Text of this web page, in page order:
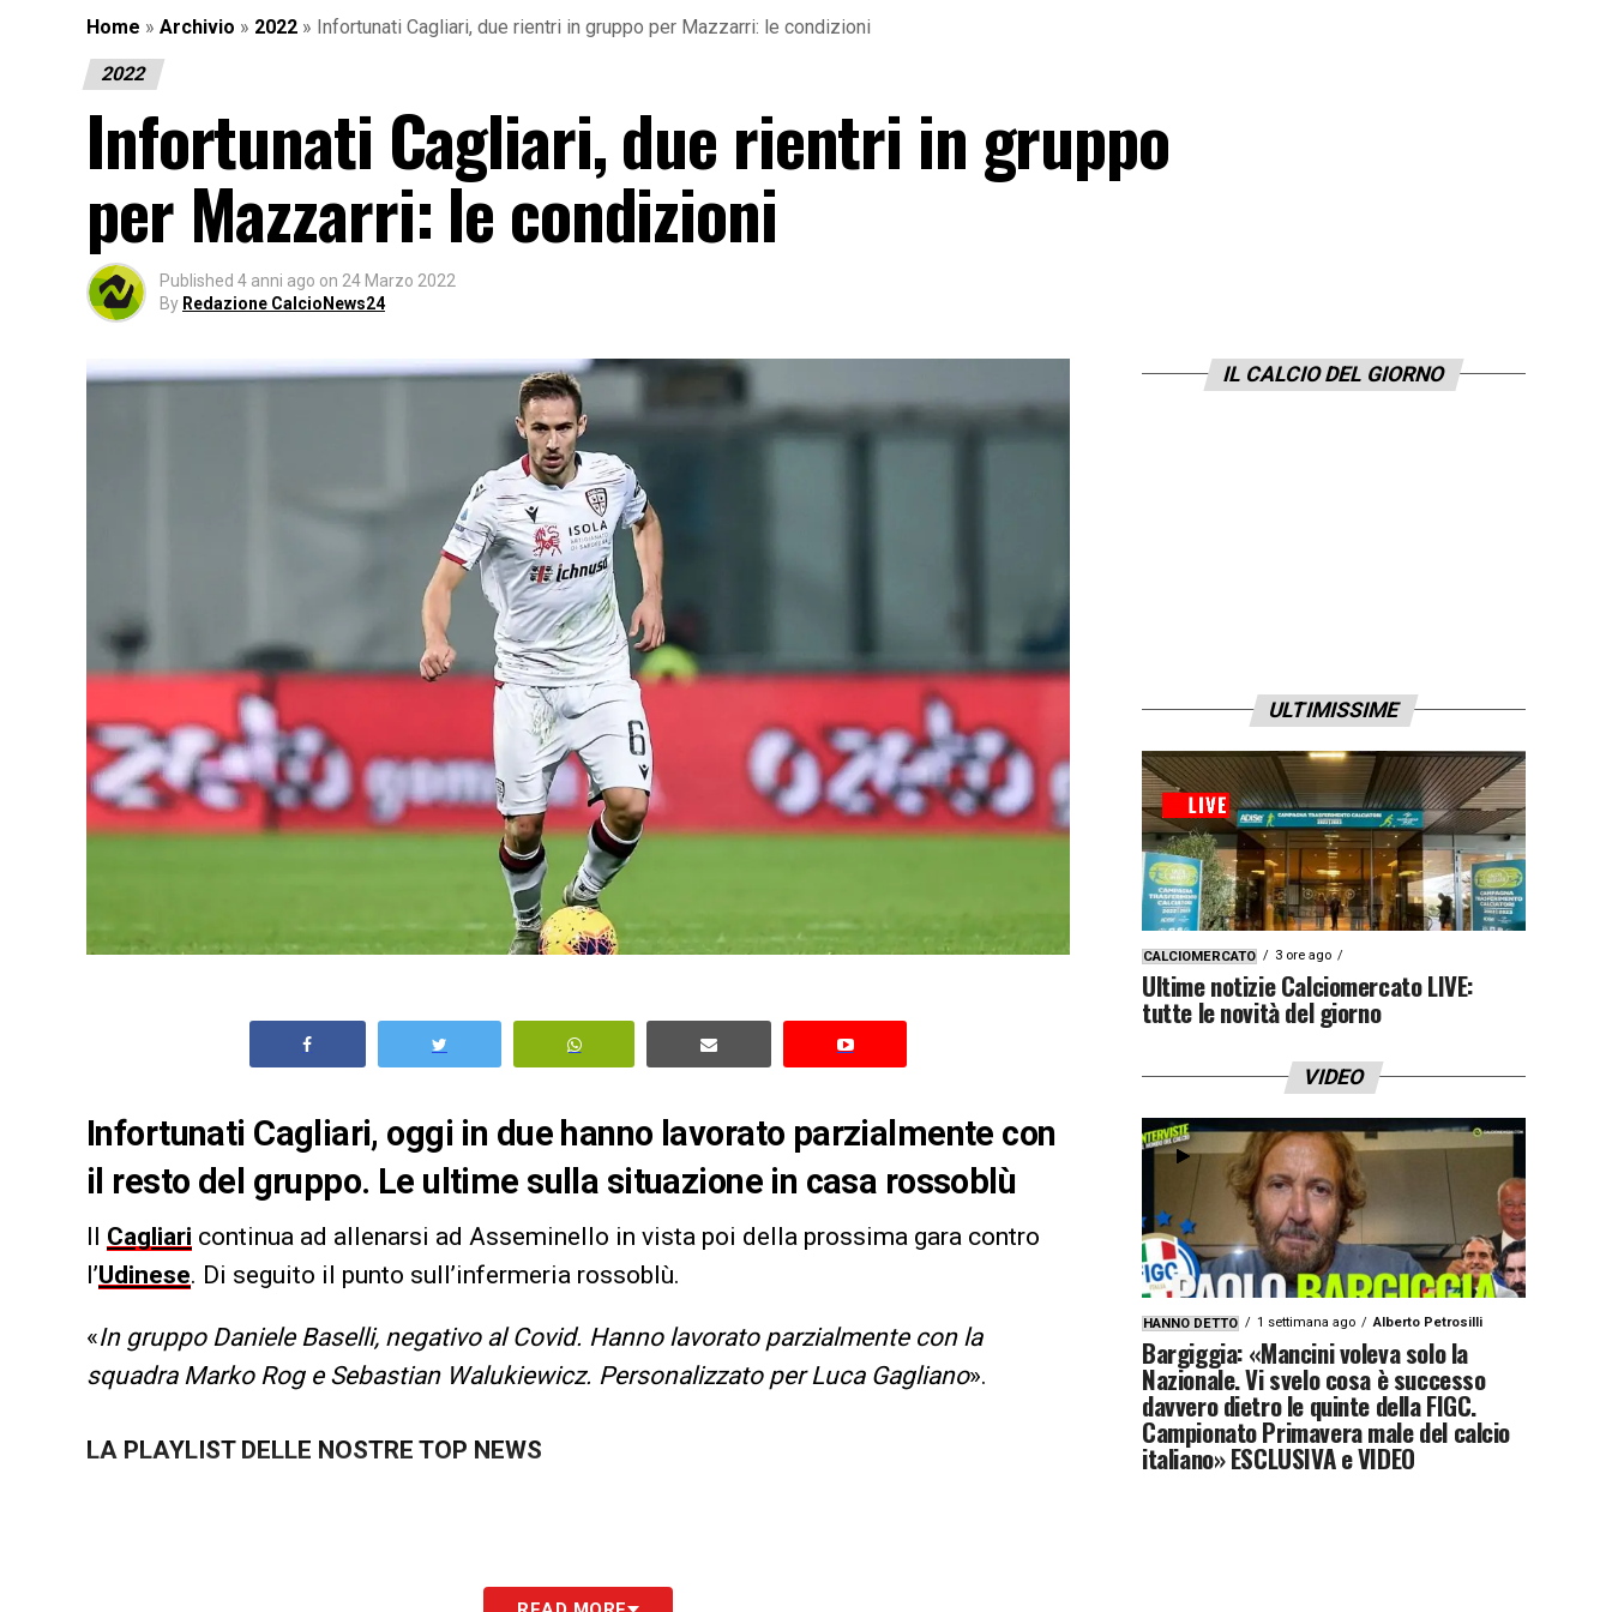
Home » Archivio » 2022 » Infortunati Cagliari, due rientri in gruppo per Mazzarri: le condizioni
2022
Infortunati Cagliari, due rientri in gruppo
per Mazzarri: le condizioni
Published 4 anni ago on 24 Marzo 2022
By Redazione CalcioNews24
Infortunati Cagliari, oggi in due hanno lavorato parzialmente con
il resto del gruppo. Le ultime sulla situazione in casa rossoblù
Il Cagliari continua ad allenarsi ad Asseminello in vista poi della prossima gara contro
l’Udinese. Di seguito il punto sull’infermeria rossoblù.
«In gruppo Daniele Baselli, negativo al Covid. Hanno lavorato parzialmente con la
squadra Marko Rog e Sebastian Walukiewicz. Personalizzato per Luca Gagliano».
LA PLAYLIST DELLE NOSTRE TOP NEWS
IL CALCIO DEL GIORNO
ULTIMISSIME
CALCIOMERCATO 3 ore ago
Ultime notizie Calciomercato LIVE:
tutte le novità del giorno
VIDEO
HANNO DETTO 1 settimana ago Alberto Petrosilli
Bargiggia: «Mancini voleva solo la
Nazionale. Vi svelo cosa è successo
davvero dietro le quinte della FIGC.
Campionato Primavera male del calcio
italiano» ESCLUSIVA e VIDEO